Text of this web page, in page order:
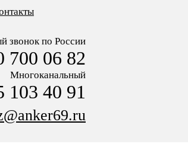
звонок по России
700 06 82
Многоканальный
103 40 91